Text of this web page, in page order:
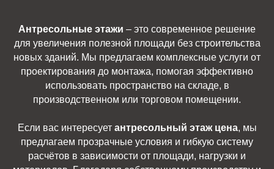
Антресольные этажи – это современное решение
для увеличения полезной площади без строительства
новых зданий. Мы предлагаем комплексные услуги от
проектирования до монтажа, помогая эффективно
использовать пространство на складе, в
производственном или торговом помещении.
Если вас интересует антресольный этаж цена, мы
предлагаем прозрачные условия и гибкую систему
расчётов в зависимости от площади, нагрузки и